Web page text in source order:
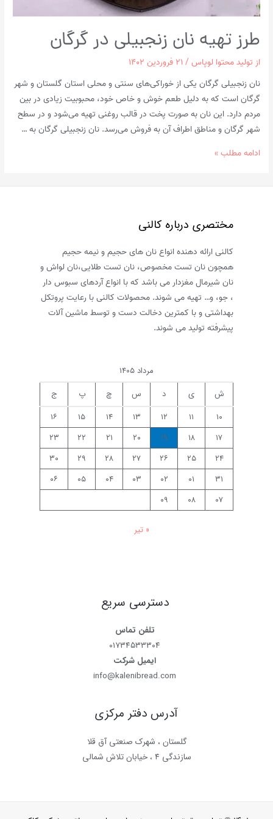
طرز تهیه نان زنجبیلی در گرگان
از تولید محتوا لوپاس/۲۱ فروردین ۱۴۰۲
نان زنجبیلی گرگان یکی از خوراکی‌های سنتی و محلی استان گلستان و شهر
گرگان است که به دلیل طعم خوش و خاص خود، محبوبیت زیادی در بین
مردم دارد. این نان به صورت پخت در قالب روغنی تهیه می‌شود و در سطح
شهر گرگان و مناطق اطراف آن به فروش می‌رسد. نان زنجبیلی گرگان به …
طرز
ادامه مطلب »
مختصری درباره کالنی
کالنی ارائه دهنده انواع نان های حجیم و نیمه حجیم
همچون نان تست مخصوص، نان تست طلایی،نان لواش و
نان شیرمال مغزدار می باشد که با انواع آردهای سبوس دار
، جو، و… تهیه می شوند. محصولات کالنی با رعایت پروتکل
بهداشتی و با کمترین دخالت دست و توسط ماشین آلات
پیشرفته تولید می شوند.
مرداد ۱۴۰۵
ش
ی د س چ پ
ج
۱۰
۱۱ ۱۲ ۱۳ ۱۴ ۱۵
۱۶
۱۷
۱۸ ۱۹ ۲۰ ۲۱ ۲۲
۲۳
۲۴
۲۵ ۲۶ ۲۷ ۲۸ ۲۹
۳۰
۳۱
۰۱ ۰۲ ۰۳ ۰۴ ۰۵
۰۶
۰۷
۰۸ ۰۹
« تیر
دسترسی سریع
تلفن تماس
۰۱۷۳۴۵۳۳۳۰۴
ایمیل شرکت
info@kalenibread.com
آدرس دفتر مرکزی
گلستان ، شهرک صنعتی آق قلا
سازندگی ۴ ، خیابان تلاش شمالی